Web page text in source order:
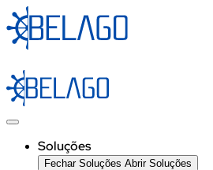
Ir
para
Soluções
Fechar Soluções Abrir Soluções